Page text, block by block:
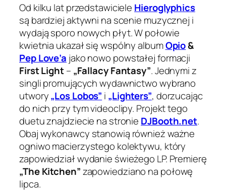
Od kilku lat przedstawiciele Hieroglyphics
są bardziej aktywni na scenie muzycznej i
wydają sporo nowych płyt. W połowie
kwietnia ukazał się wspólny albumOpio&
Pep Love’a jako nowo powstałej formacji
First Light– „Fallacy Fantasy”. Jednymi z
singli promujących wydawnictwo wybrano
utwory„Los Lobos” i „Lighters”, dorzucając
do nich przy tym videoclipy. Projekt tego
duetu znajdziecie na stronie DJBooth.net.
Obaj wykonawcy stanowią również ważne
ogniwo macierzystego kolektywu, który
zapowiedział wydanie świeżego LP. Premierę
„The Kitchen”zapowiedziano na połowę
lipca.